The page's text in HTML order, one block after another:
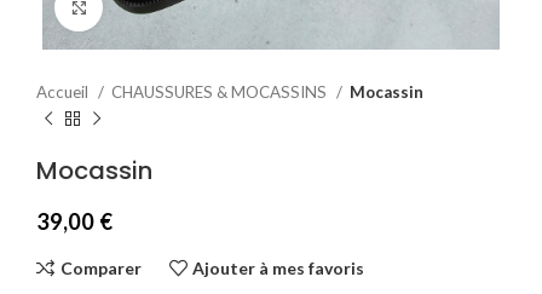
Agrandir
Accueil CHAUSSURES & MOCASSINS Mocassin
Mocassin
39,00 €
Comparer Ajouter à mes favoris